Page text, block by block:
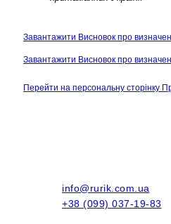
Завантажити Висновок про
Завантажити Висновок про
Перейти на персональну сторінку
info@rurik.com.ua
+38 (099) 037-19-83